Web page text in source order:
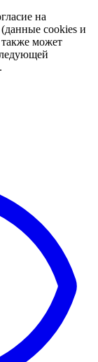
на
cookies и
может